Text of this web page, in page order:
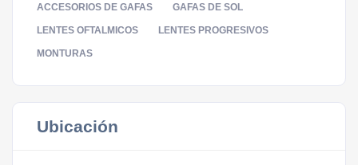
ACCESORIOS DE GAFAS GAFAS DE SOL
LENTES OFTALMICOS LENTES PROGRESIVOS
MONTURAS
Ubicación